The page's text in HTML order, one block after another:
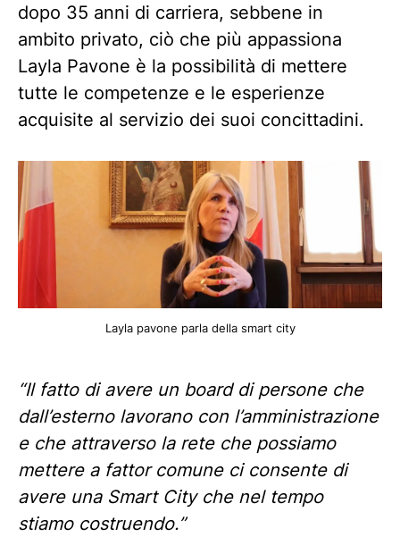
dopo 35 anni di carriera, sebbene in
ambito privato, ciò che più appassiona
Layla Pavone è la possibilità di mettere
tutte le competenze e le esperienze
acquisite al servizio dei suoi concittadini.
Layla pavone parla della smart city
“Il fatto di avere un board di persone che
dall’esterno lavorano con l’amministrazione
e che attraverso la rete che possiamo
mettere a fattor comune ci consente di
avere una Smart City che nel tempo
stiamo costruendo.”